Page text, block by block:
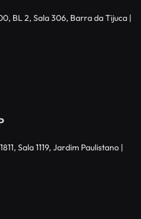
BL 2, Sala 306, Barra da Tijuca |
Sala 1119, Jardim Paulistano |